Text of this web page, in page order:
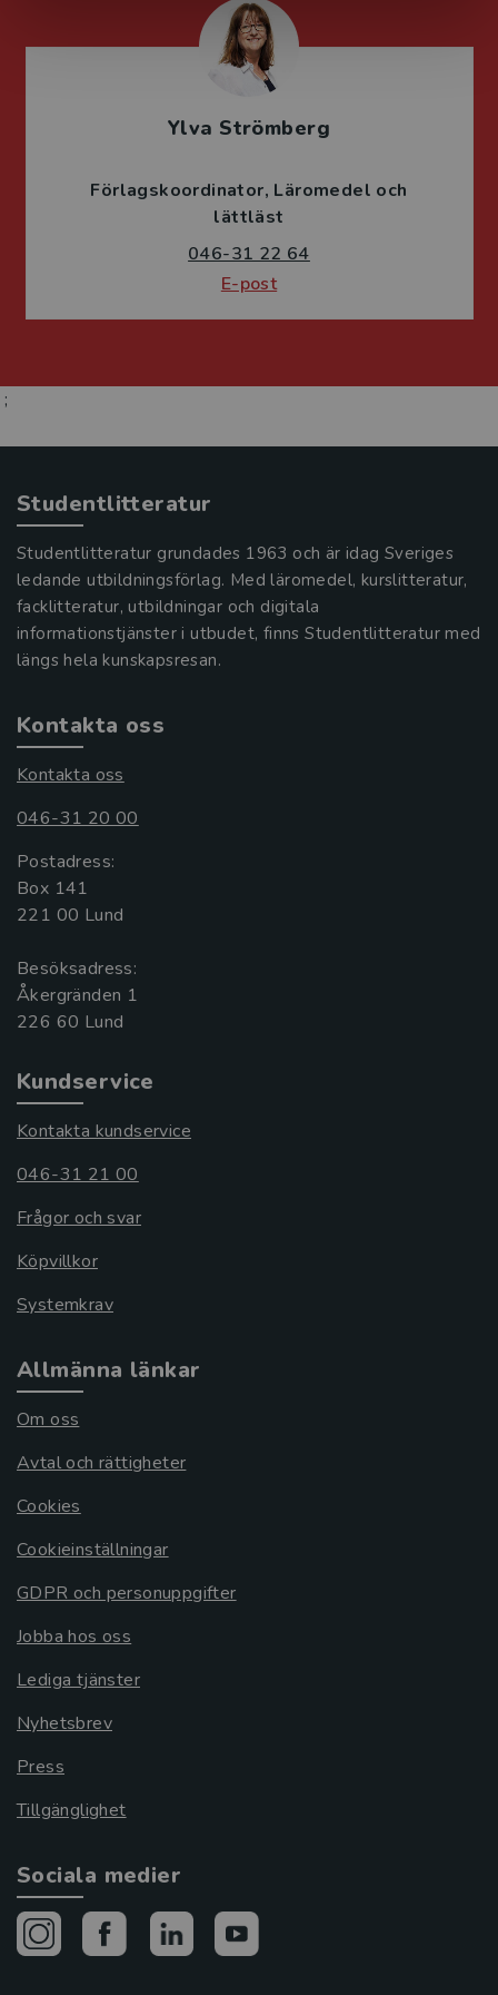
Ylva Strömberg
Förlagskoordinator Läromedel och
lättläst
046-31 22 64
E-post
;
Studentlitteratur
Studentlitteratur grundades 1963 och är idag Sveriges
ledande utbildningsförlag. Med läromedel, kurslitteratur,
facklitteratur, utbildningar och digitala
informationstjänster i utbudet, finns Studentlitteratur med
längs hela kunskapsresan.
Kontakta oss
Kontakta oss
046-31 20 00
Postadress:
Box 141
221 00 Lund
Besöksadress:
Åkergränden 1
Kundservice
Kontakta kundservice
046-31 21 00
Frågor och svar
Köpvillkor
Systemkrav
Allmänna länkar
Om oss
Avtal och rättigheter
Cookies
Cookieinställningar
GDPR och personuppgifter
Jobba hos oss
Lediga tjänster
Nyhetsbrev
Press
Tillgänglighet
Sociala medier